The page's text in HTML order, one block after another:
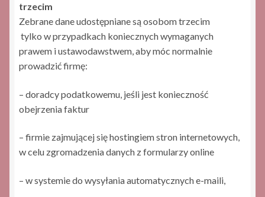
trzecim
Zebrane dane udostępniane są osobom trzecim
tylko w przypadkach koniecznych wymaganych
prawem i ustawodawstwem, aby móc normalnie
prowadzić firmę:
– doradcy podatkowemu, jeśli jest konieczność
obejrzenia faktur
– firmie zajmującej się hostingiem stron internetowych,
w celu zgromadzenia danych z formularzy online
– w systemie do wysyłania automatycznych e-maili,